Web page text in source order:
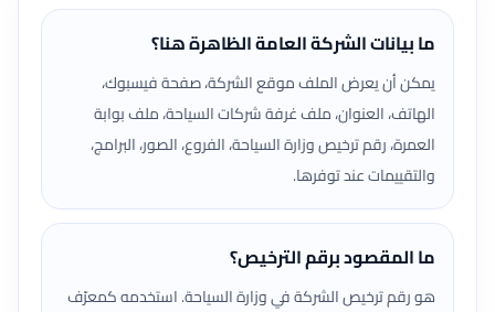
ما بيانات الشركة العامة الظاهرة هنا؟
يمكن أن يعرض الملف موقع الشركة، صفحة فيسبوك،
الهاتف، العنوان، ملف غرفة شركات السياحة، ملف بوابة
العمرة، رقم ترخيص وزارة السياحة، الفروع، الصور، البرامج،
والتقييمات عند توفرها.
ما المقصود برقم الترخيص؟
هو رقم ترخيص الشركة في وزارة السياحة. استخدمه كمعرّف